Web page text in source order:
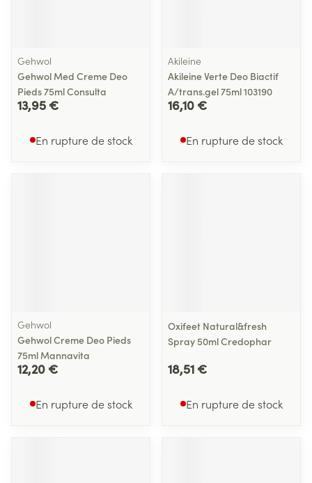
Gehwol
Gehwol Med Creme Deo
Pieds 75ml Consulta
13,95 €
En rupture de stock
Akileine
Akileine Verte Deo Biactif
A/trans.gel 75ml 103190
16,10 €
En rupture de stock
Gehwol
Gehwol Creme Deo Pieds
75ml Mannavita
12,20 €
En rupture de stock
Oxifeet Natural&fresh
Spray 50ml Credophar
18,51 €
En rupture de stock